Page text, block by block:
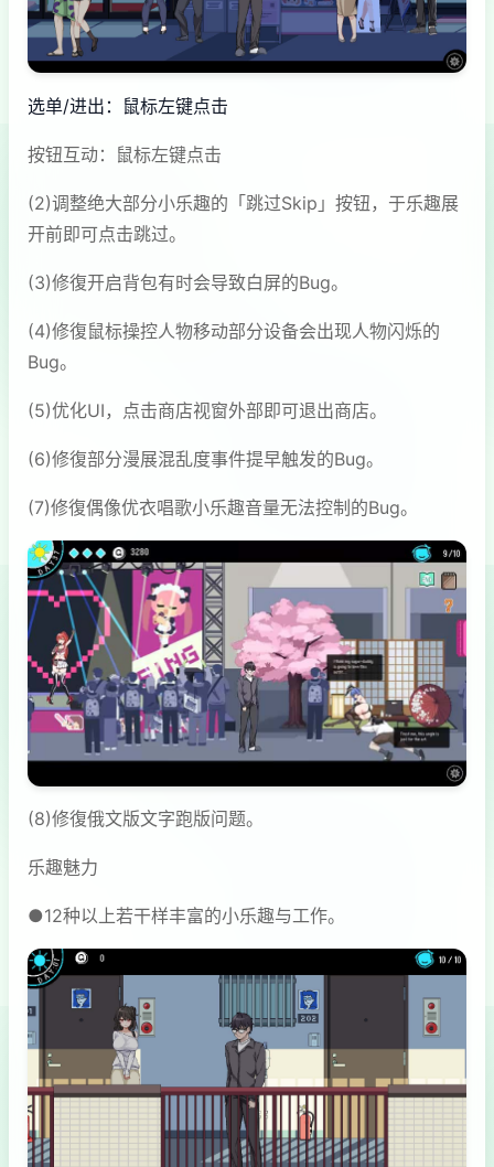
选单/进出：鼠标左键点击
按钮互动：鼠标左键点击
(2)调整绝大部分小乐趣的「跳过Skip」按钮，于乐趣展
开前即可点击跳过。
(3)修復开启背包有时会导致白屏的Bug。
(4)修復鼠标操控人物移动部分设备会出现人物闪烁的
Bug。
(5)优化UI，点击商店视窗外部即可退出商店。
(6)修復部分漫展混乱度事件提早触发的Bug。
(7)修復偶像优衣唱歌小乐趣音量无法控制的Bug。
(8)修復俄文版文字跑版问题。
乐趣魅力
●12种以上若干样丰富的小乐趣与工作。